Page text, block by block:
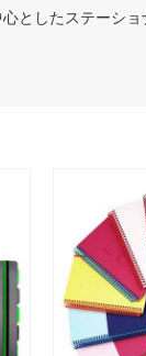
としたステーシ